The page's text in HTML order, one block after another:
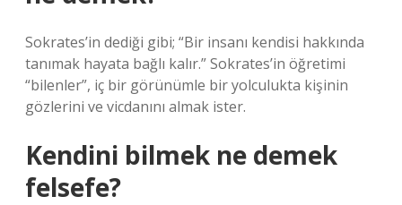
Sokrates’in dediği gibi; “Bir insanı kendisi hakkında
tanımak hayata bağlı kalır.” Sokrates’in öğretimi
“bilenler”, iç bir görünümle bir yolculukta kişinin
gözlerini ve vicdanını almak ister.
Kendini bilmek ne demek
felsefe?